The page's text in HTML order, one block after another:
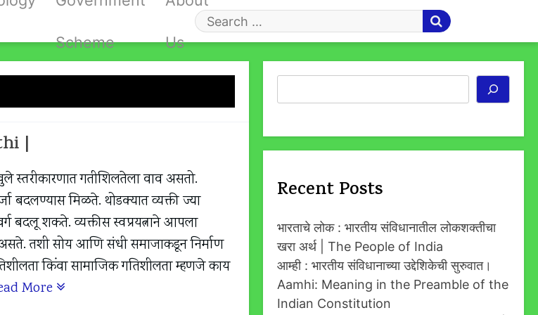
Scheme Us
Search
|
स्तरीकारणात गतीशिलतेला वाव असतो.
बदलण्यास मिळते. थोडक्यात व्यक्ती ज्या
बदलू शकते. व्यक्तीस स्वप्रयत्नाने आपला
तशी सोय आणि संधी समाजाकडून निर्माण
किंवा सामाजिक गतिशीलता म्हणजे काय
More
Recent Posts
भारताचे लोक : भारतीय संविधानातील लोकशक्तीचा
खरा अर्थ | The People of India
आम्ही : भारतीय संविधानाच्या उद्देशिकेची सुरुवात।
Aamhi: Meaning in the Preamble of the
Indian Constitution